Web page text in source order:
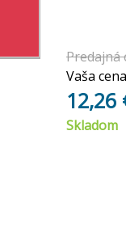
Predajná
Vaša
12,26
Skladom